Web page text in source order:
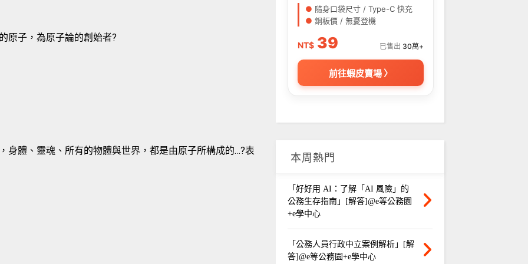
原子，為原子論的創始者?
身體、靈魂、所有的物體與世界，都是由原子所構成的…?表
● 隨身口袋尺寸 / Type-C 快充
● 銅板價 / 無憂登機
NT$ 39 已售出 30萬+
前往蝦皮賣場 〉
本周熱門
「好好用 AI：了解「AI 風險」的
公務生存指南」[解答]@e等公務園
+e學中心
「公務人員行政中立案例解析」[解
答]@e等公務園+e學中心